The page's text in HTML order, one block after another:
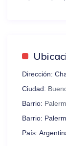
microondas,
famoso
Palermo, la
variada
¡Ideal para
CASA,
información
Dirección:
Ciudad:
Barrio:
Barrio:
País: